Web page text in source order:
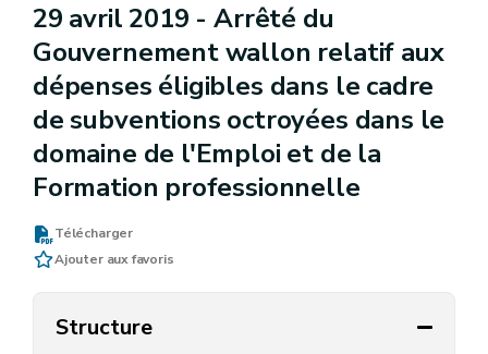
29 avril 2019 -Arrêté du
Gouvernement wallon relatif aux
dépenses éligibles dans le cadre
de subventions octroyées dans le
domaine de l'Emploi et de la
Formation professionnelle
Télécharger
Ajouter aux favoris
Structure